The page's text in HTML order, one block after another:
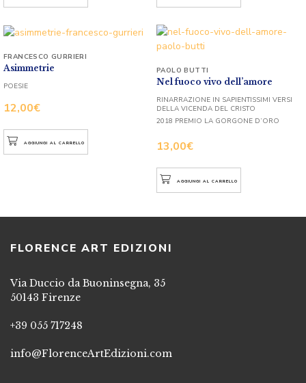
Asimmetrie
12,00€
FRANCESCO GURRIERI
POESIE
AGGIUNGI AL CARRELLO
Nel fuoco vivo dell’amore
13,00€
PAOLO BUTTI
RINARRAZIONE IN SAPIENTISSIMI VERSI
DELLA VICENDA DEL CRISTO
2018 PREMIO LA GORGONE D’ORO
AGGIUNGI AL CARRELLO
FLORENCE ART EDIZIONI
Via Duccio da Buoninsegna, 35
50143 Firenze
+39 055 717248
info@FlorenceArtEdizioni.com